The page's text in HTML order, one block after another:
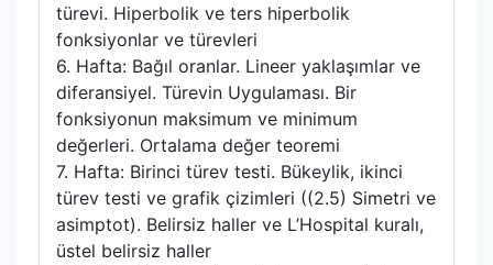
türevi. Hiperbolik ve ters hiperbolik
fonksiyonlar ve türevleri
6. Hafta: Bağıl oranlar. Lineer yaklaşımlar ve
diferansiyel. Türevin Uygulaması. Bir
fonksiyonun maksimum ve minimum
değerleri. Ortalama değer teoremi
7. Hafta: Birinci türev testi. Bükeylik, ikinci
türev testi ve grafik çizimleri ((2.5) Simetri ve
asimptot). Belirsiz haller ve L’Hospital kuralı,
üstel belirsiz haller